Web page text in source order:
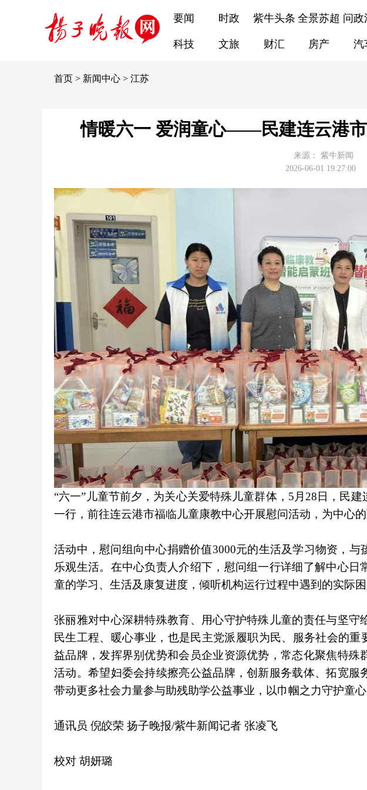
要闻 时政 紫牛头条 全景苏超 问政
科技 文旅 财汇 房产 汽
首页 > 新闻中心 > 江苏
情暖六一 爱润童心——民建连云港
来源：
紫牛新闻
2026-06-01 19:27:00
“六一”儿童节前夕，为关心关爱特殊儿童群体，5月28日，民
一行，前往连云港市福临儿童康教中心开展慰问活动，为中心
活动中，慰问组向中心捐赠价值3000元的生活及学习物资，与
乐观生活。在中心负责人介绍下，慰问组一行详细了解中心
童的学习、生活及康复进度，倾听机构运行过程中遇到的实际
张丽雅对中心深耕特殊教育、用心守护特殊儿童的责任与坚
民生工程、暖心事业，也是民主党派履职为民、服务社会的重
益品牌，发挥界别优势和会员企业资源优势，常态化聚焦特
活动。希望妇委会持续擦亮公益品牌，创新服务载体、拓宽
带动更多社会力量参与助残助学公益事业，以巾帼之力守护童
通讯员 倪皎荣 扬子晚报/紫牛新闻记者 张凌飞
校对 胡妍璐